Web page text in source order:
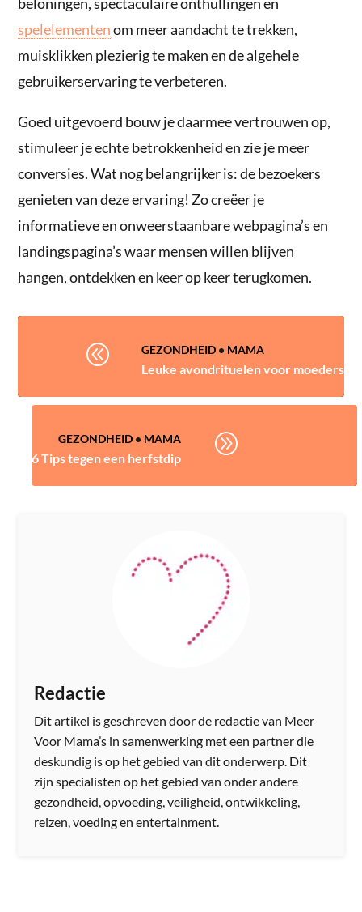
beloningen, spectaculaire onthullingen en
spelelementenom meer aandacht te trekken,
muisklikken plezierig te maken en de algehele
gebruikerservaring te verbeteren.
Goed uitgevoerd bouw je daarmee vertrouwen op,
stimuleer je echte betrokkenheid en zie je meer
conversies. Wat nog belangrijker is: de bezoekers
genieten van deze ervaring! Zo creëer je
informatieve en onweerstaanbare webpagina’s en
landingspagina’s waar mensen willen blijven
hangen, ontdekken en keer op keer terugkomen.
@ GEZONDHEID• MAMA
Leuke avondrituelen voor moeders
GEZONDHEID• MAMA
6 Tips tegen een herfstdip
A
Redactie
Dit artikel is geschreven door de redactie van Meer
Voor Mama’s in samenwerking met een partner die
deskundig is op het gebied van dit onderwerp. Dit
zijn specialisten op het gebied van onder andere
gezondheid, opvoeding, veiligheid, ontwikkeling,
reizen, voeding en entertainment.